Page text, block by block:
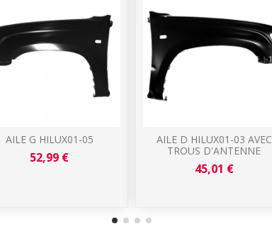
AILE G HILUX01-05
52,99 €
AILE D HILUX01-03 AVEC
TROUS D'ANTENNE
45,01 €